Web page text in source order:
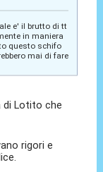
e' il brutto di tt
in maniera
questo schifo
mai di fare
di Lotito che
rigori e